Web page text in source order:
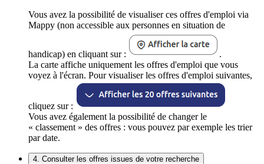
Vous avez la possibilité de visualiser ces offres d'emploi via
Mappy (non accessible aux personnes en situation de
handicap) en cliquant sur :
.
La carte affiche uniquement les offres d'emploi que vous
voyez à l'écran. Pour visualiser les offres d'emploi suivantes,
cliquez sur :
Vous avez également la possibilité de changer le
« classement » des offres : vous pouvez par exemple les trier
par date.
4. Consulter les offres issues de votre recherche